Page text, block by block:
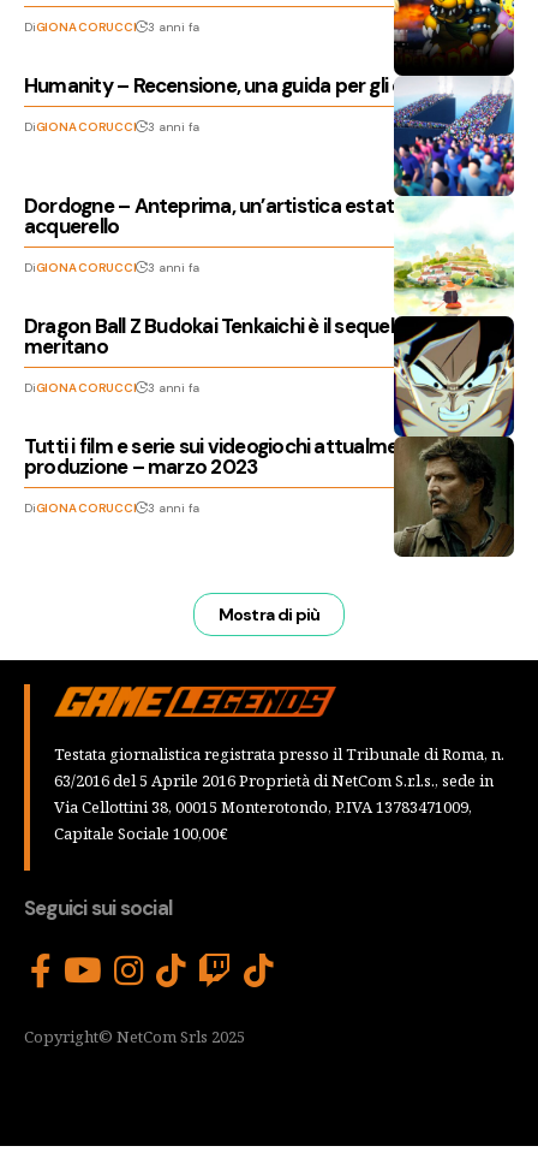
DiGIONA CORUCCI 3 anni fa
Humanity – Recensione, una guida per gli esseri umani
DiGIONA CORUCCI 3 anni fa
Dordogne – Anteprima, un’artistica estate ad
acquerello
DiGIONA CORUCCI 3 anni fa
Dragon Ball Z Budokai Tenkaichi è il sequel che i Saiyan
meritano
DiGIONA CORUCCI 3 anni fa
Tutti i film e serie sui videogiochi attualmente in
produzione – marzo 2023
DiGIONA CORUCCI 3 anni fa
Mostra di più
Testata giornalistica registrata presso il Tribunale di Roma, n.
63/2016 del 5 Aprile 2016 Proprietà di NetCom S.r.l.s., sede in
Via Cellottini 38, 00015 Monterotondo, P.IVA 13783471009,
Capitale Sociale 100,00€
Seguici sui social
Copyright© NetCom Srls 2025